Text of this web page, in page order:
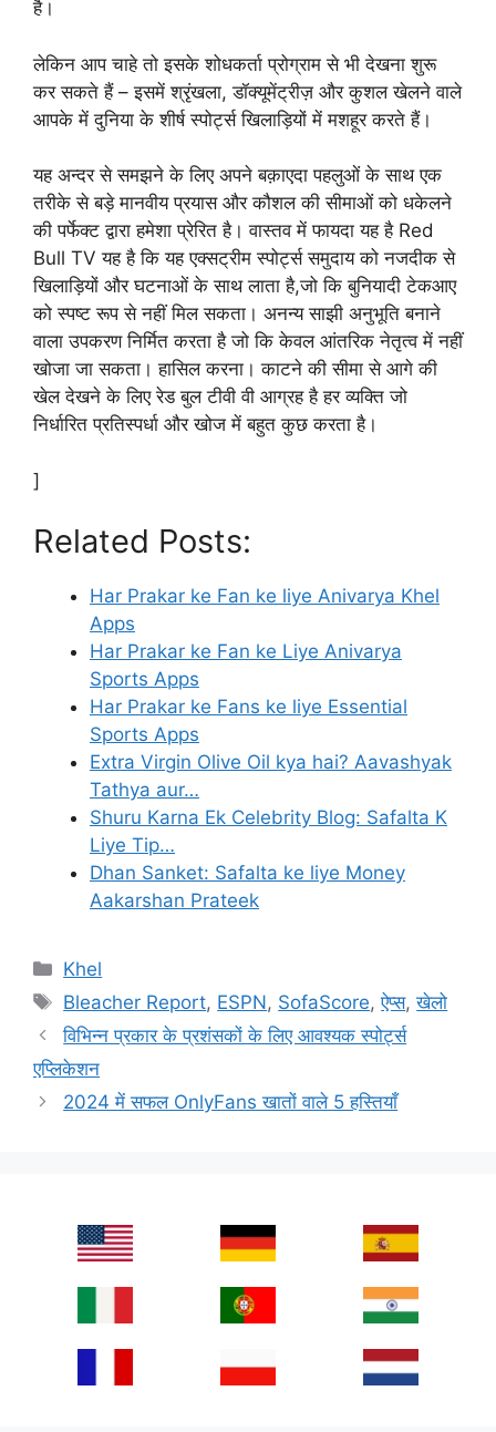
है।
लेकिन आप चाहे तो इसके शोधकर्ता प्रोग्राम से भी देखना शुरू
कर सकते हैं – इसमें श्रृंखला, डॉक्यूमेंट्रीज़ और कुशल खेलने वाले
आपके में दुनिया के शीर्ष स्पोर्ट्स खिलाड़ियों में मशहूर करते हैं।
यह अन्दर से समझने के लिए अपने बक़ाएदा पहलुओं के साथ एक
तरीके से बड़े मानवीय प्रयास और कौशल की सीमाओं को धकेलने
की पर्फेक्ट द्वारा हमेशा प्रेरित है। वास्तव में फायदा यह है Red
Bull TV यह है कि यह एक्सट्रीम स्पोर्ट्स समुदाय को नजदीक से
खिलाड़ियों और घटनाओं के साथ लाता है,जो कि बुनियादी टेकआए
को स्पष्ट रूप से नहीं मिल सकता। अनन्य साझी अनुभूति बनाने
वाला उपकरण निर्मित करता है जो कि केवल आंतरिक नेतृत्व में नहीं
खोजा जा सकता। हासिल करना। काटने की सीमा से आगे की
खेल देखने के लिए रेड बुल टीवी वी आग्रह है हर व्यक्ति जो
निर्धारित प्रतिस्पर्धा और खोज में बहुत कुछ करता है।
]
Related Posts:
Har Prakar ke Fan ke liye Anivarya Khel
Apps
Har Prakar ke Fan ke Liye Anivarya
Sports Apps
Har Prakar ke Fans ke liye Essential
Sports Apps
Extra Virgin Olive Oil kya hai? Aavashyak
Tathya aur…
Shuru Karna Ek Celebrity Blog: Safalta K
Liye Tip…
Dhan Sanket: Safalta ke liye Money
Aakarshan Prateek
Categories
Khel
Tags
Bleacher Report, ESPN, SofaScore,ऐप्स,खेलो
विभिन्न प्रकार के प्रशंसकों के लिए आवश्यक स्पोर्ट्स
एप्लिकेशन
2024 में सफल OnlyFans खातों वाले 5 हस्तियाँ